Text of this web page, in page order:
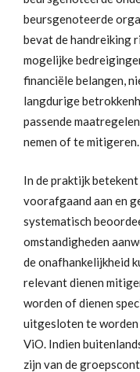
beursgenoteerde
bevat de handreiking
mogelijke
financiële belangen,
langdurige
passende
nemen of te mitigeren.
In de praktijk
voorafgaand aan en
systematisch
omstandigheden
de onafhankelijkheid
relevant dienen
worden of dienen
uitgesloten te
ViO. Indien
zijn van de